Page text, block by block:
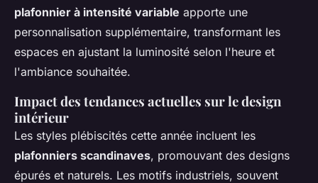
plafonnier à intensité variable apporte une
personnalisation supplémentaire, transformant les
espaces en ajustant la luminosité selon l'heure et
l'ambiance souhaitée.
Impact des tendances actuelles sur le design
intérieur
Les styles plébiscités cette année incluent les
plafonniers scandinaves, promouvant des designs
épurés et naturels. Les motifs industriels, souvent